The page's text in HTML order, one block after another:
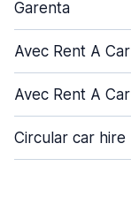
Garenta
Avec Rent A Car
Avec Rent A Car
Circular car hire